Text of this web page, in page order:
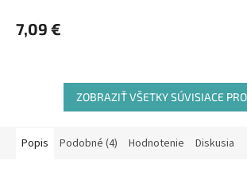
7,09 €
ZOBRAZIŤ VŠETKY SÚVISIACE
Popis Podobné (4) Hodnotenie Diskusia